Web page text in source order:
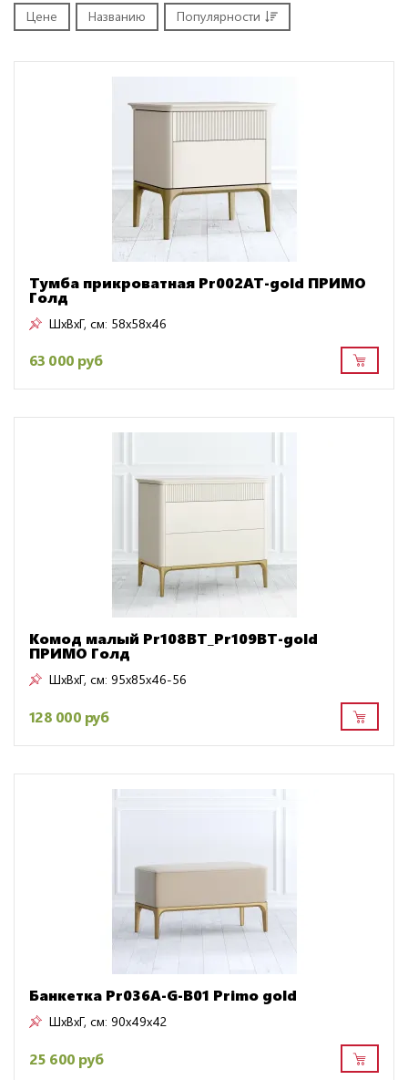
Цене Названию Популярности
Тумба прикроватная Pr002AT-gold ПРИМО
Голд
ШxВxГ, см: 58x58x46
63 000 руб
Комод малый Pr108BT_Pr109BT-gold
ПРИМО Голд
ШxВxГ, см: 95x85x46-56
128 000 руб
Банкетка Pr036A-G-B01 Primo gold
ШxВxГ, см: 90x49x42
25 600 руб